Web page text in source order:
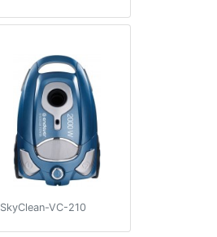
SkyClean-VC-210